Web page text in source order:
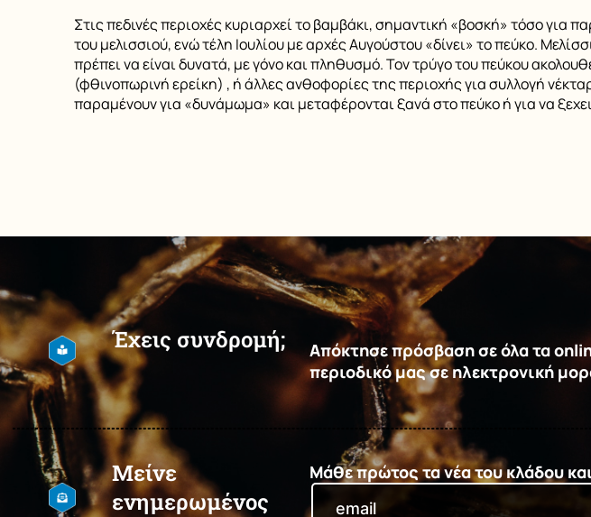
Στις πεδινές περιοχές κυριαρχεί το βαμβάκι, σημαντική «βοσκή» τόσο για
του μελισσιού, ενώ τέλη Ιουλίου με αρχές Αυγούστου «δίνει» το πεύκο.
πρέπει να είναι δυνατά, με γόνο και πληθυσμό. Τον τρύγο του πεύκου
(φθινοπωρινή ερείκη) , ή άλλες ανθοφορίες της περιοχής για συλλογή
παραμένουν για «δυνάμωμα» και μεταφέρονται ξανά στο πεύκο ή για να
Έχεις συνδρομή;
Απόκτησε πρόσβαση σε όλα τα
περιοδικό μας σε ηλεκτρονική
Μείνε
ενημερωμένος
Μάθε πρώτος τα νέα του κλάδου